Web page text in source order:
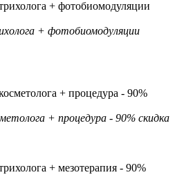
+ фотобиомодуляции
+ процедура - 90% скидка